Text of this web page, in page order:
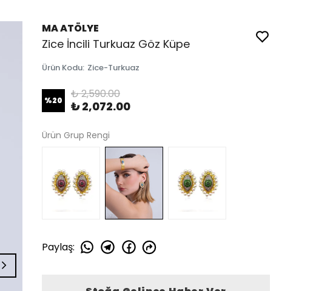
MA ATÖLYE
Zice İncili Turkuaz Göz Küpe
Ürün Kodu: Zice-Turkuaz
%20 ₺ 2,590.00
₺ 2,072.00
Ürün Grup Rengi
Paylaş: